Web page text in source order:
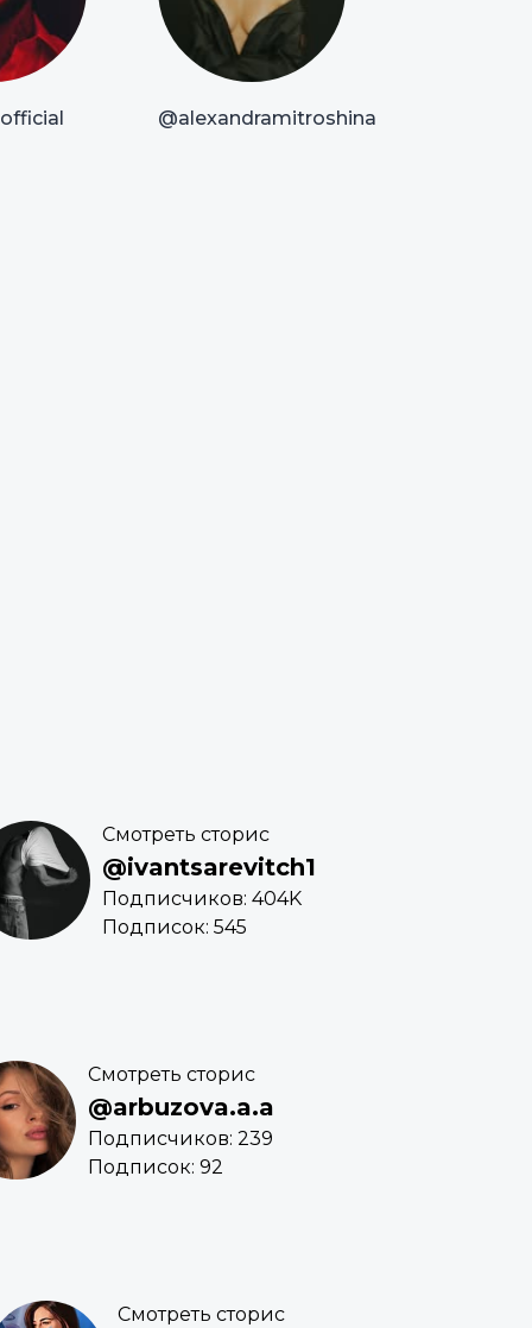
@alexandramitroshina
Смотреть сторис
@ivantsarevitch1
Подписчиков: 404K
Подписок: 545
Смотреть сторис
@arbuzova.a.a
Подписчиков: 239
Подписок: 92
Смотреть сторис